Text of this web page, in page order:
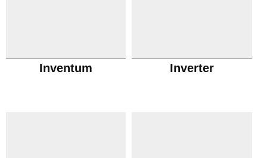
Inventum Inverter